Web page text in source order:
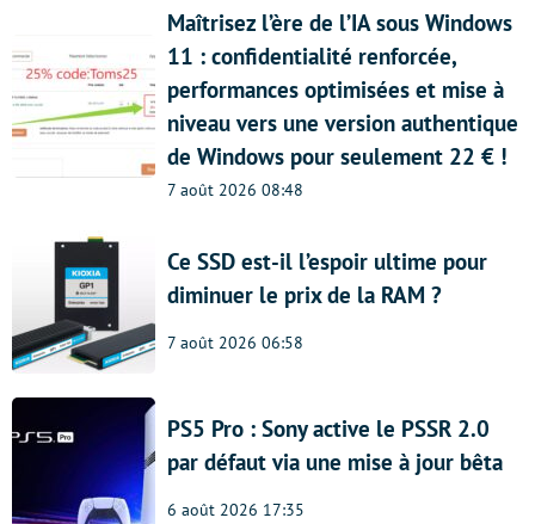
Maîtrisez l’ère de l’IA sous Windows
11 : confidentialité renforcée,
performances optimisées et mise à
niveau vers une version authentique
de Windows pour seulement 22 € !
7 août 2026 08:48
Ce SSD est-il l’espoir ultime pour
diminuer le prix de la RAM ?
7 août 2026 06:58
PS5 Pro : Sony active le PSSR 2.0
par défaut via une mise à jour bêta
6 août 2026 17:35